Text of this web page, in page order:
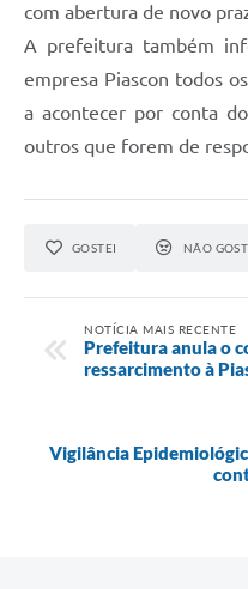
com abertura de novo
A prefeitura também
empresa Piascon todos
a acontecer por conta
outros que forem de
GOSTEI NÃO
NOTÍCIA MAIS RECENTE
Prefeitura anula o
ressarcimento à
Vigilância